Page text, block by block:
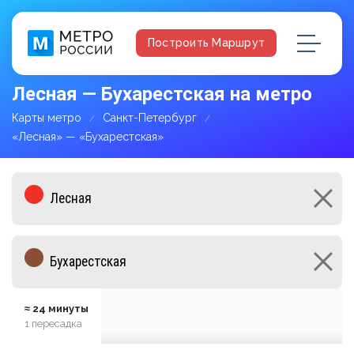
Построить Маршрут
Лесная — Бухарестская на метро
Карты метро
Санкт-Петербург
«Лесная» — «Бухарестская»
≈ 24 минуты
1 пересадка